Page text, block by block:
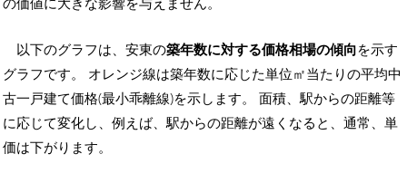
以下のグラフは、安東の築年数に対する価格相場の傾向を示す
グラフです。 オレンジ線は築年数に応じた単位㎡当たりの平均中
古一戸建て価格(最小乖離線)を示します。 面積、駅からの距離等
に応じて変化し、例えば、駅からの距離が遠くなると、通常、単
価は下がります。